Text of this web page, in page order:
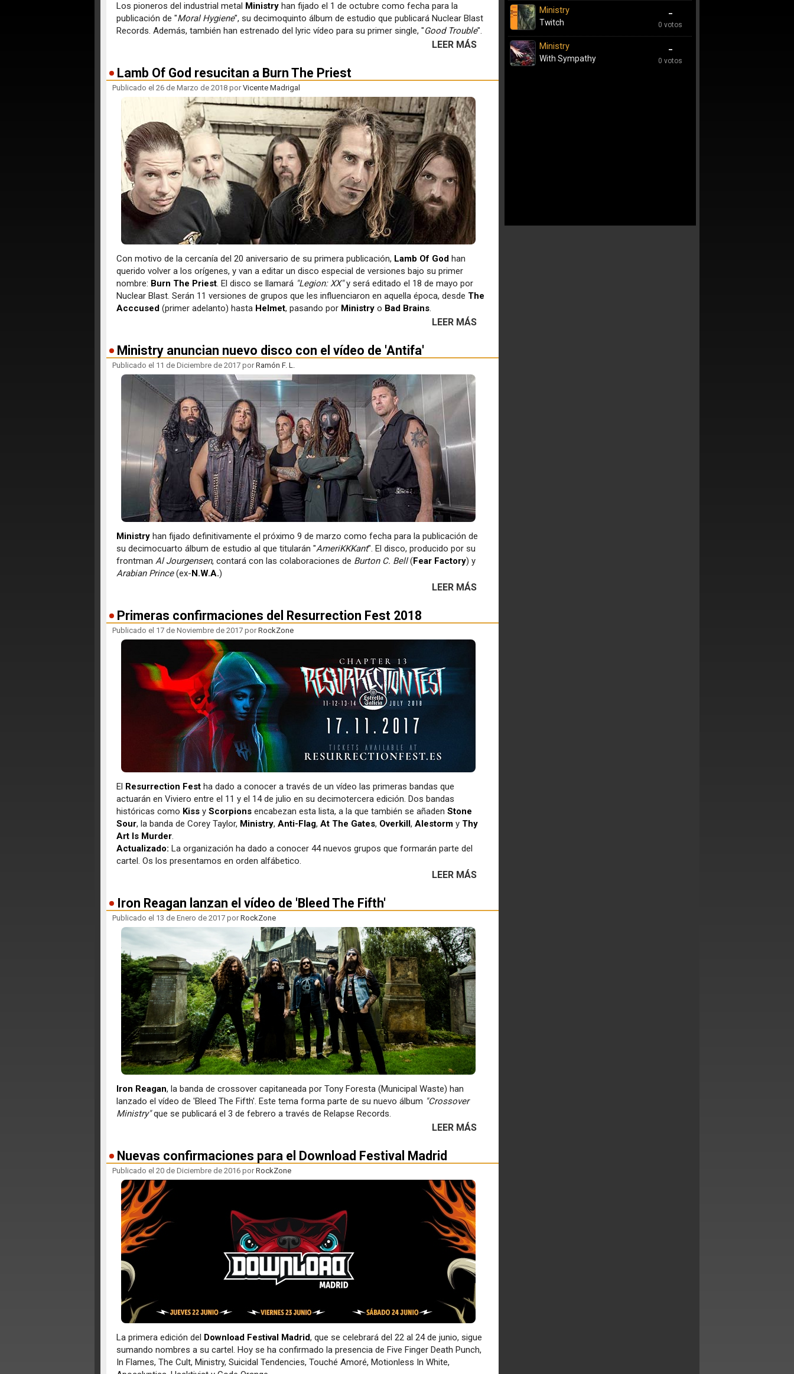
Los pioneros del industrial metal Ministryhan fijado el 1 de octubre como fecha para la
publicación de "Moral Hygiene", su decimoquinto álbum de estudio que publicará Nuclear Blast
Records. Además, también han estrenado del lyric vídeo para su primer single, "Good Trouble".
LEER MÁS
Lamb Of God resucitan a Burn The Priest
Publicado el 26 de Marzo de 2018 porVicente Madrigal
Con motivo de la cercanía del 20 aniversario de su primera publicación, Lamb Of Godhan
querido volver a los orígenes, y van a editar un disco especial de versiones bajo su primer
nombre: Burn The Priest. El disco se llamará "Legion: XX"y será editado el 18 de mayo por
Nuclear Blast. Serán 11 versiones de grupos que les influenciaron en aquella época, desde The
Acccused(primer adelanto) hasta Helmet, pasando por Ministryo Bad Brains.
LEER MÁS
Ministry anuncian nuevo disco con el vídeo de 'Antifa'
Publicado el 11 de Diciembre de 2017 porRamón F. L.
Ministryhan fijado definitivamente el próximo 9 de marzo como fecha para la publicación de
su decimocuarto álbum de estudio al que titularán "AmeriKKKant". El disco, producido por su
frontman Al Jourgensen, contará con las colaboraciones de Burton C. Bell(Fear Factory) y
Arabian Prince(ex-N.W.A.)
LEER MÁS
Primeras confirmaciones del Resurrection Fest 2018
Publicado el 17 de Noviembre de 2017 porRockZone
El Resurrection Festha dado a conocer a través de un vídeo las primeras bandas que
actuarán en Viviero entre el 11 y el 14 de julio en su decimotercera edición. Dos bandas
históricas como Kiss y Scorpions encabezan esta lista, a la que también se añaden Stone
Sour, la banda de Corey Taylor, Ministry, Anti-Flag, At The Gates, Overkill, Alestormy Thy
Art Is Murder.
Actualizado: La organización ha dado a conocer 44 nuevos grupos que formarán parte del
cartel. Os los presentamos en orden alfábetico.
LEER MÁS
Iron Reagan lanzan el vídeo de 'Bleed The Fifth'
Publicado el 13 de Enero de 2017 porRockZone
Iron Reagan, la banda de crossover capitaneada por Tony Foresta (Municipal Waste) han
lanzado el vídeo de 'Bleed The Fifth'. Este tema forma parte de su nuevo álbum "Crossover
Ministry"que se publicará el 3 de febrero a través de Relapse Records.
LEER MÁS
Nuevas confirmaciones para el Download Festival Madrid
Publicado el 20 de Diciembre de 2016 porRockZone
La primera edición del Download Festival Madrid, que se celebrará del 22 al 24 de junio, sigue
sumando nombres a su cartel. Hoy se ha confirmado la presencia de Five Finger Death Punch,
In Flames, The Cult, Ministry, Suicidal Tendencies, Touché Amoré, Motionless In White,
-
0 votos
Ministry
Twitch
-
0 votos
Ministry
With Sympathy